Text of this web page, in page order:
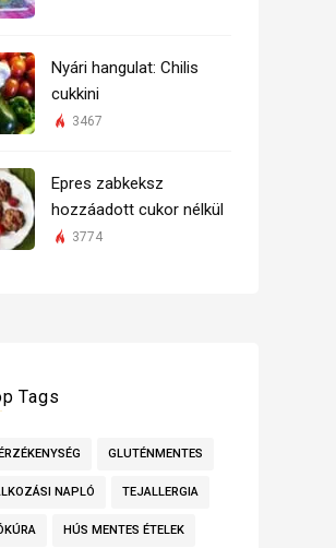
Nyári hangulat: Chilis
cukkini
3467
Epres zabkeksz
hozzáadott cukor nélkül
3774
Tags
GLUTÉNMENTES
NAPLÓ TEJALLERGIA
HÚS MENTES ÉTELEK